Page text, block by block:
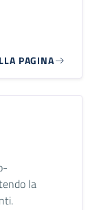
PAGINA
la